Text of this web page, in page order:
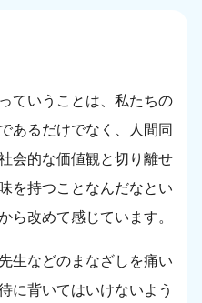
ていうことは、私たちの
あるだけでなく、人間同
会的な価値観と切り離せ
を持つことなんだなとい
ら改めて感じています。
生などのまなざしを痛い
に背いてはいけないよう